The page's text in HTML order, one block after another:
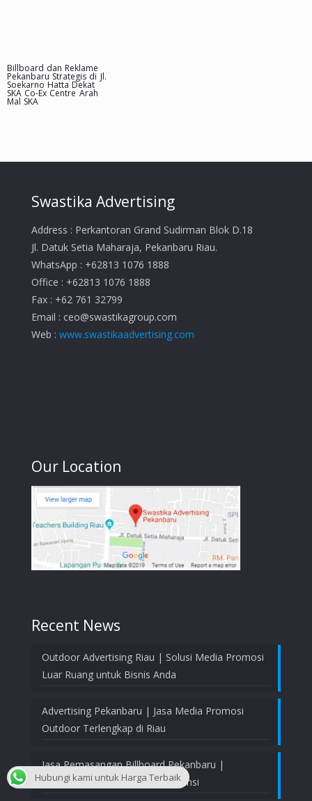
Billboard dan Reklame
Pekanbaru Strategis di Jl.
Soekarno Hatta Dekat
SKA Co-Ex Centre Arah
Mal SKA
Swastika Advertising
Address : Perkantoran Grand Sudirman Blok D.18
Jl. Datuk Setia Maharaja, Pekanbaru Riau.
WhatsApp : +62813 1076 1888
Office : +62813 1076 1888
Fax : +62 761 32799
Email : ceo@swastikagroup.com
Web : www.swastikaadvertising.com
Our Location
Recent News
Outdoor Advertising Riau | Solusi Media Promosi
Luar Ruang untuk Bisnis Anda
Advertising Pekanbaru | Jasa Media Promosi
Outdoor Terlengkap di Riau
Jasa Pemasangan Billboard Pekanbaru |
Profesional, Aman, dan Bergaransi
Hubungi kami untuk Harga Terbaik